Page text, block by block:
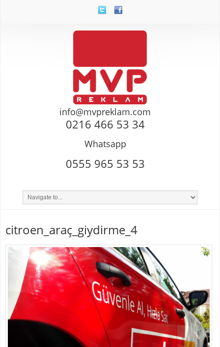
info@mvpreklam.com
0216 466 53 34
Whatsapp
0555 965 53 53
citroen_araç_giydirme_4